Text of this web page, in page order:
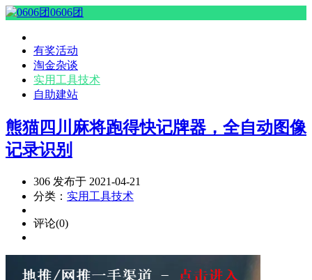
0606团
有奖活动
淘金杂谈
实用工具技术
自助建站
熊猫四川麻将跑得快记牌器，全自动图像
记录识别
306 发布于 2021-04-21
分类： 实用工具技术
评论(0)